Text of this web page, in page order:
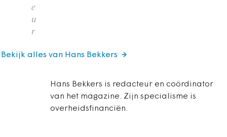
e
u
r
Hans Bekkers is redacteur en coördinator
van het magazine. Zijn specialisme is
overheidsfinanciën.
Bekijk alles van Hans Bekkers